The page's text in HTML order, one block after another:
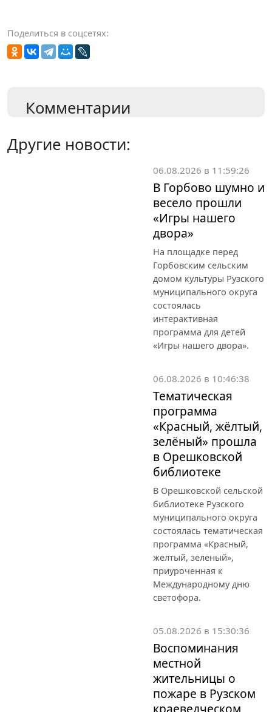
Поделиться в соцсетях:
Комментарии
Другие новости:
06.08.2026 в 11:59:26
В Горбово шумно и
весело прошли
«Игры нашего
двора»
На площадке перед
Горбовским сельским
домом культуры Рузского
муниципального округа
состоялась
интерактивная
программа для детей
«Игры нашего двора».
06.08.2026 в 10:46:38
Тематическая
программа
«Красный, жёлтый,
зелёный» прошла
в Орешковской
библиотеке
В Орешковской сельской
библиотеке Рузского
муниципального округа
состоялась тематическая
программа «Красный,
желтый, зеленый»,
приуроченная к
Международному дню
светофора.
05.08.2026 в 15:30:36
Воспоминания
местной
жительницы о
пожаре в Рузском
краеведческом